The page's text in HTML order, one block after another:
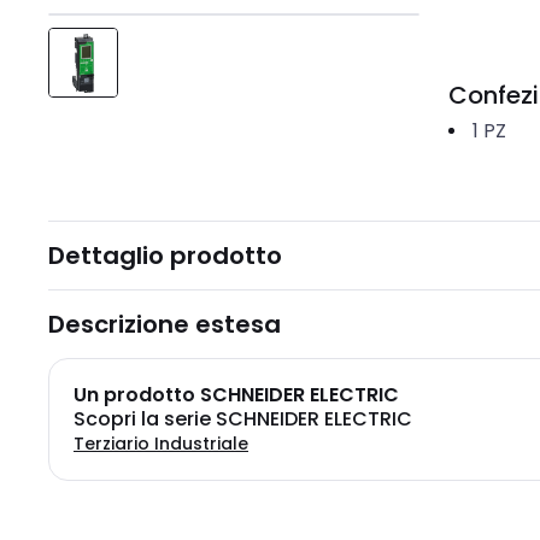
1 PZ
Dettaglio prodotto
Descrizione estesa
Un prodotto SCHNEIDER ELECTRIC
Scopri la serie SCHNEIDER ELECTRIC
Terziario Industriale